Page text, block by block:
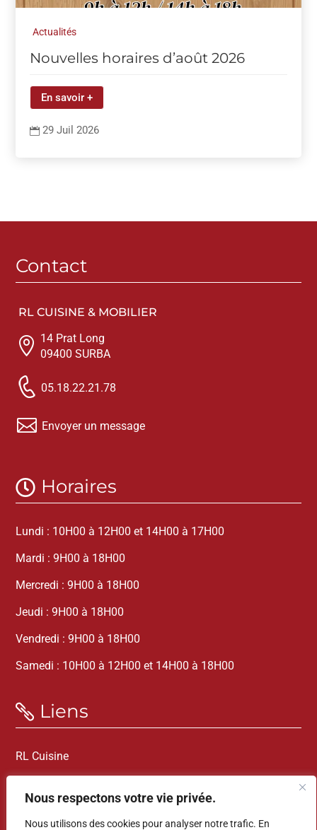
Nous respectons votre vie privée.
Nous utilisons des cookies pour analyser notre trafic. En
Actualités
Nouvelles horaires d’août 2026
En savoir +
 29 Juil 2026
Contact
RL CUISINE & MOBILIER
 14 Prat Long
09400 SURBA
05.18.22.21.78
 Envoyer un message
 Horaires
Lundi : 10H00 à 12H00 et 14H00 à 17H00
Mardi : 9H00 à 18H00
Mercredi : 9H00 à 18H00
Jeudi : 9H00 à 18H00
Vendredi : 9H00 à 18H00
Samedi : 10H00 à 12H00 et 14H00 à 18H00
 Liens
RL Cuisine
Politique de confidentialité